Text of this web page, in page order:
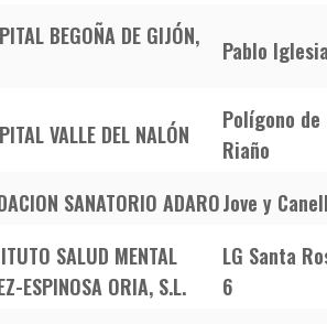
BEGOÑA DE GIJÓN,
Pablo
VALLE DEL NALÓN
Polígono de
Riaño
SANATORIO ADAROJove y
SALUD MENTAL
ESPINOSA ORIA, S.L.
LG Santa
6